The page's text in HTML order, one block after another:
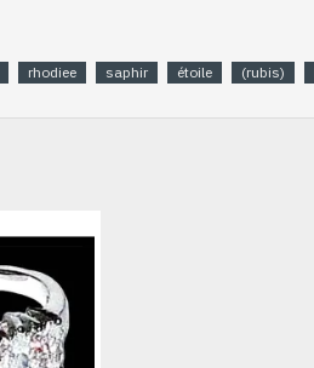
rhodiee saphir étoile (rubis)